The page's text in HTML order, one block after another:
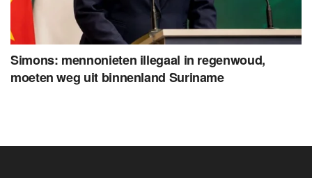
Simons: mennonieten illegaal in regenwoud,
moeten weg uit binnenland Suriname